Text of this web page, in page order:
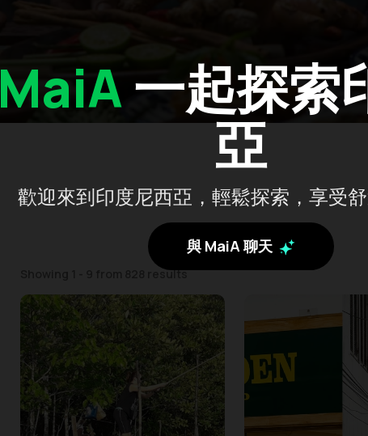
MaiA一起探索
亞
歡迎來到印度尼西亞，輕鬆探索，享受舒
與 MaiA 聊天
Showing 1 - 9 from 828 results